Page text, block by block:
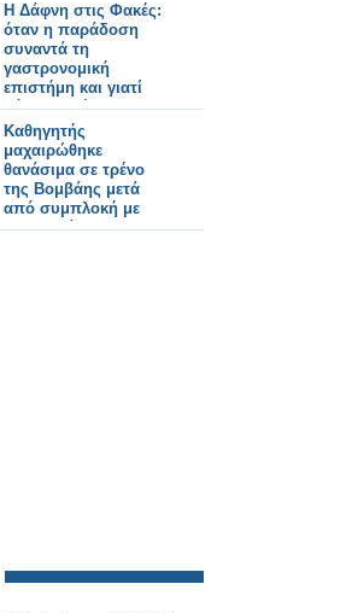
Η Δάφνη στις Φακές:
όταν η παράδοση
συναντά τη
γαστρονομική
επιστήμη και γιατί
βάζουμε φύλλα
δάφνης στις φακές!
Καθηγητής
μαχαιρώθηκε
θανάσιμα σε τρένο
της Βομβάης μετά
από συμπλοκή με
συνεπιβάτη